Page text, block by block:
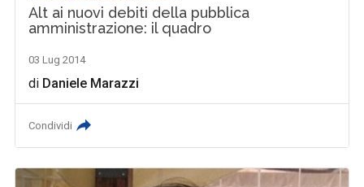
Alt ai nuovi debiti della pubblica
amministrazione: il quadro
03 Lug 2014
di Daniele Marazzi
Condividi